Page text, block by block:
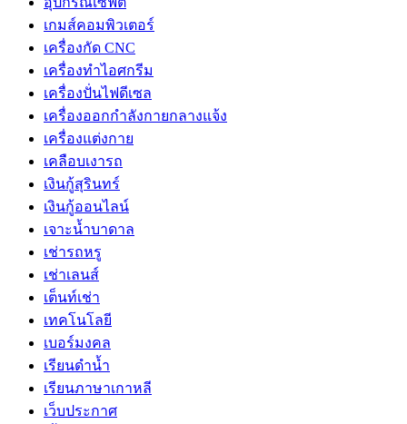
เกมส์คอมพิวเตอร์
เครื่องกัด CNC
เครื่องทำไอศกรีม
เครื่องปั่นไฟดีเซล
เครื่องออกกำลังกายกลางแจ้ง
เครื่องแต่งกาย
เคลือบเงารถ
เงินกู้สุรินทร์
เงินกู้ออนไลน์
เจาะน้ำบาดาล
เช่ารถหรู
เช่าเลนส์
เต็นท์เช่า
เทคโนโลยี
เบอร์มงคล
เรียนดำน้ำ
เรียนภาษาเกาหลี
เว็บประกาศ